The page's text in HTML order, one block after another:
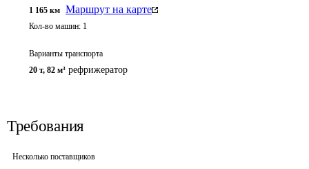
1 165 км Маршрут на карте
Кол-во машин: 1
Варианты транспорта
20 т, 82 м³ рефрижератор
Требования
Несколько поставщиков